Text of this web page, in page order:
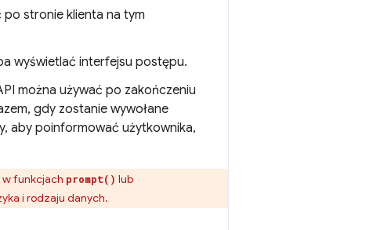
po stronie klienta na tym
wyświetlać interfejsu postępu.
można używać po zakończeniu
gdy zostanie wywołane
aby poinformować użytkownika,
w funkcjach prompt() lub
i rodzaju danych.